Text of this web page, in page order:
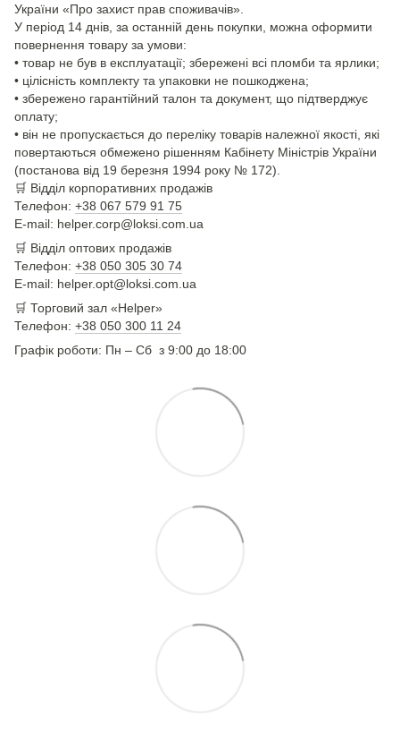
України «Про захист прав споживачів».
У період 14 днів, за останній день покупки, можна оформити
повернення товару за умови:
• товар не був в експлуатації; збережені всі пломби та ярлики;
• цілісність комплекту та упаковки не пошкоджена;
• збережено гарантійний талон та документ, що підтверджує
оплату;
• він не пропускається до переліку товарів належної якості, які
повертаються обмежено рішенням Кабінету Міністрів України
(постанова від 19 березня 1994 року № 172).
🛒 Відділ корпоративних продажів
Телефон: +38 067 579 91 75
E-mail: helper.corp@loksi.com.ua
🛒 Відділ оптових продажів
Телефон: +38 050 305 30 74
E-mail: helper.opt@loksi.com.ua
🛒 Торговий зал «Helper»
Телефон: +38 050 300 11 24
Графік роботи: Пн – Сб з 9:00 до 18:00